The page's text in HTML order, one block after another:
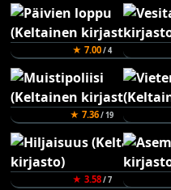
★ 7.00/ 4
★ 7.36/ 19
★ 3.58/ 7